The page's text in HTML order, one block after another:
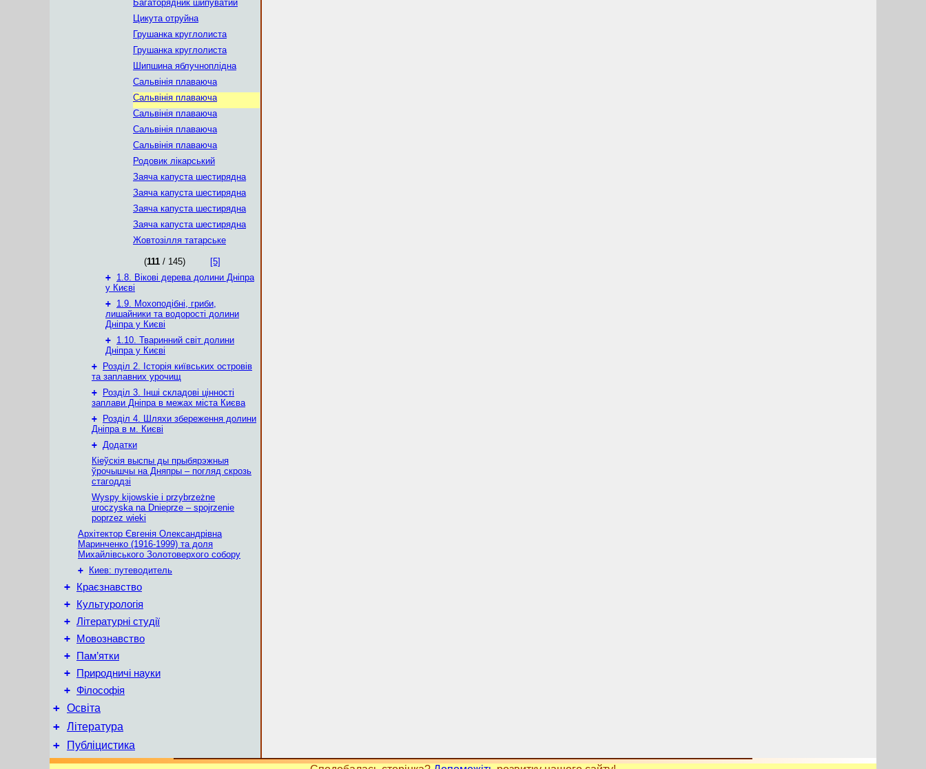
Багаторядник шипуватий
Цикута отруйна
Грушанка круглолиста
Грушанка круглолиста
Шипшина яблучноплідна
Сальвінія плаваюча
Сальвінія плаваюча
Сальвінія плаваюча
Сальвінія плаваюча
Сальвінія плаваюча
Родовик лікарський
Заяча капуста шестирядна
Заяча капуста шестирядна
Заяча капуста шестирядна
Заяча капуста шестирядна
Жовтозілля татарське
(111 / 145)
[5]
+ 1.8. Вікові дерева долини Дніпра
у Києві
+ 1.9. Мохоподібні, гриби,
лишайники та водорості долини
Дніпра у Києві
+ 1.10. Тваринний світ долини
Дніпра у Києві
+
Розділ 2. Історія київських островів
та заплавних урочищ
+
Розділ 3. Інші складові цінності
заплави Дніпра в межах міста Києва
+
Розділ 4. Шляхи збереження долини
Дніпра в м. Києві
+ Додатки
Кіеўскія выспы ды прыбярэжныя
ўрочышчы на Дняпры – погляд скрозь
стагоддзі
Wyspy kijowskie i przybrzeżne
uroczyska na Dnieprze – spojrzenie
poprzez wieki
Архітектор Євгенія Олександрівна
Маринченко (1916-1999) та доля
Михайлівського Золотоверхого собору
+
Киев: путеводитель
+ Краєзнавство
+ Культурологія
+ Літературні студії
+ Мовознавство
+ Пам’ятки
+ Природничі науки
+ Філософія
+ Освіта
+ Література
+ Публіцистика